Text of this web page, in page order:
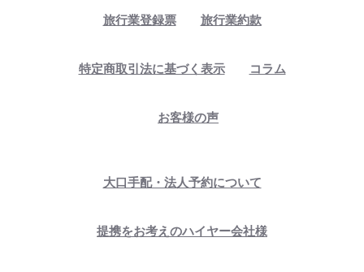
旅行業登録票 旅行業約款
特定商取引法に基づく表示 コラム
お客様の声
大口手配・法人予約について
提携をお考えのハイヤー会社様